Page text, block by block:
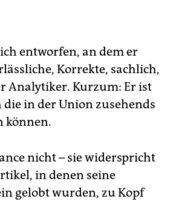
entworfen, an dem er
Korrekte, sachlich,
Analytiker. Kurzum: Er ist
in der Union zusehends
können.
nicht – sie widerspricht
in denen seine
gelobt wurden, zu Kopf